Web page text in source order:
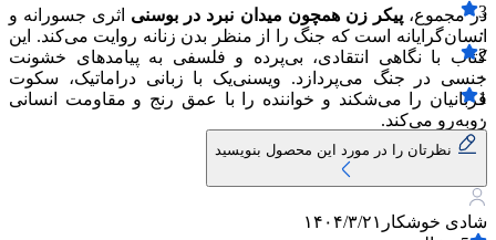
در مجموع،پیکر زن همچون میدان نبرد در بوسنی اثری جسورانه و
انسان‌گرایانه است که جنگ را از منظر بدن زنانه روایت می‌کند. این
کتاب با نگاهی انتقادی، بی‌پرده و فلسفی به پیامدهای خشونت
جنسی در جنگ می‌پردازد. ویسنی‌یک با زبانی دراماتیک، سکوت
قربانیان را می‌شکند و خواننده را با عمق رنج و مقاومت انسانی
روبه‌رو می‌کند.
3
۰
2
۰
1
۰
نظرتان را در مورد این محصول بنویسید
شادی خوشکار ۱۴۰۴/۳/۲۱